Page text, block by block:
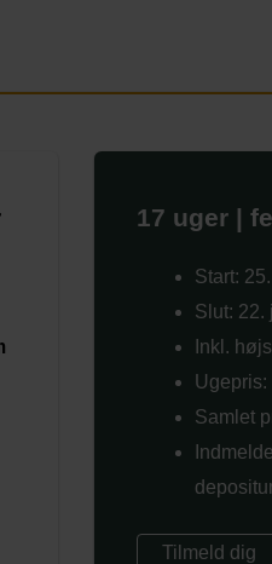
17 uger |
Start:
Slut: 22.
Inkl.
Ugepris:
Samlet
Tilmeld dig